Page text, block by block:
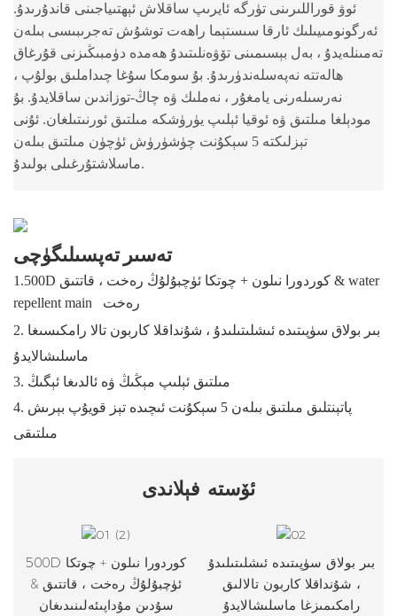
ئوۋ قوراللىرىنى تۈرگە ئايرىپ ساقلاش ئېھتىياجىنى قاندۇرىدۇ.
ئەرگونومىيىلىك ئارقا سىستېما راھەت توشۇش تەجرىبىسى بىلەن
تەمىنلەيدۇ ، بەل بېسىمىنى تۆۋەنلىتىدۇ ھەمدە دۈمبىڭىزنى قۇرغاق
ھالەتتە نەپەسلەندۈرىدۇ. بۇ سومكا سۇغا چىداملىق بولۇپ ،
نەرسىلەرنى يامغۇر ، نەملىك ۋە چاڭ-توزاندىن ساقلايدۇ. بۇ
مودېلغا مىلتىق ۋە ئوقيا ئېلىپ يۈرۈشكە مىلتىق ئورنىتىلغان. ئۇنى
تېزلىكتە 5 سېكۇنت چۈشۈرۈش ئۈچۈن مىلتىق بىلەن
ماسلاشتۇرغىلى بولىدۇ.
تەسىر تەپسىلىگۈچى
1.500D كوردورا نىلون + چوتكا ئۈچبۇلۇڭ رەخت ، قاتتىق & water
repellent main
2. بىر بولاق سۈپىتىدە ئىشلىتىلىدۇ ، شۇنداقلا كاربون تالا رامكىسىغا
3. مىلتىق ئېلىپ مېڭىڭ ۋە ئالدىغا ئېگىڭ
4. پاتېنتلىق مىلتىق بىلەن 5 سېكۇنت ئىچىدە تېز قويۇپ بېرىش
مىلتىقى
ئۆستە فېلاندى
500D كوردورا نىلون + چوتكا
ئۈچبۇلۇڭ رەخت ، قاتتىق &
سۇدىن مۇداپىئەلىنىدىغان
بىر بولاق سۈپىتىدە ئىشلىتىلىدۇ
، شۇنداقلا كاربون تالالىق
رامكىمىزغا ماسلىشالايدۇ